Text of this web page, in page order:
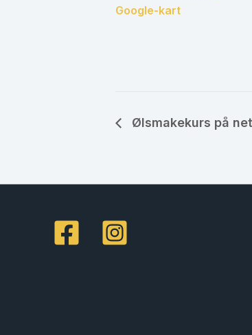
Google-kart
Ølsmakekurs på